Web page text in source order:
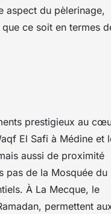
aspect du pèlerinage,
ce soit en termes
prestigieux au
El Safi à Médine et
aussi de proximité
pas de la Mosquée du
À La Mecque, le
permettent